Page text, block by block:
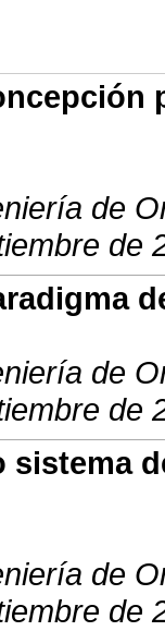
de
de
de
de
sistema
de
de